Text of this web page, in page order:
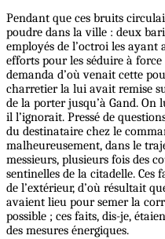
Pendant que ces bruits
poudre dans la ville : deux
employés de l’octroi les
efforts pour les séduire à
demanda d’où venait cette
charretier la lui avait remise
de la porter jusqu’à Gand.
il l’ignorait. Pressé de
du destinataire chez le
malheureusement, dans le
messieurs, plusieurs fois des
sentinelles de la citadelle. Ces
de l’extérieur, d’où résultait
avaient lieu pour semer la
possible ; ces faits, dis-je,
des mesures énergiques.